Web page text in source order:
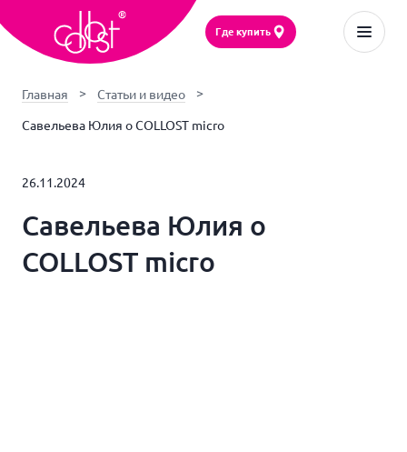
Где купить
Главная Статьи и видео
Савельева Юлия о COLLOST micro
26.11.2024
Савельева Юлия о
COLLOST micro